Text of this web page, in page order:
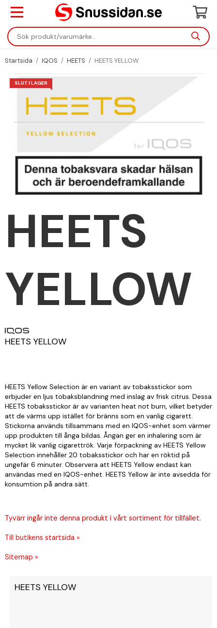
Startsida / IQOS / HEETS / HEETS YELLOW
SLUT I LAGER
HEETS
YELLOW
HEETS YELLOW
HEETS Yellow Selection är en variant av tobaksstickor som
erbjuder en ljus tobaksblandning med inslag av frisk citrus. Dessa
HEETS tobaksstickor är av varianten heat not burn, vilket betyder
att de värms upp istället för bränns som en vanlig cigarett.
Stickorna används tillsammans med en IQOS-enhet som värmer
upp produkten till ånga bildas. Ångan ger en inhalering som är
mycket lik vanlig cigarettrök. Varje förpackning av HEETS Yellow
Selection innehåller 20 tobaksstickor och har en röktid på
ungefär 6 minuter. Observera att HEETS Yellow endast kan
användas med en IQOS-enhet. HEETS Yellow är inte avsedda för
konsumtion på andra sätt.
Tyvärr ingår inte denna produkt i vårt sortiment för tillfället.
Till butikens startsida »
Sitemap »
HEETS YELLOW